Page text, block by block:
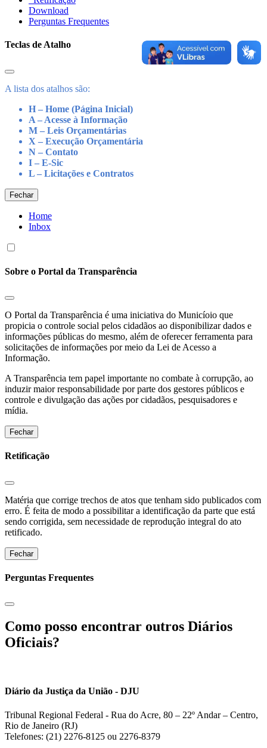
Download
Perguntas Frequentes
Teclas de Atalho
A lista dos atalhos são:
H – Home (Página Inicial)
A – Acesse à Informação
M – Leis Orçamentárias
X – Execução Orçamentária
N – Contato
I – E-Sic
L – Licitações e Contratos
Fechar
Home
Inbox
Sobre o Portal da Transparência
O Portal da Transparência é uma iniciativa do Municíoio que
propicia o controle social pelos cidadãos ao disponibilizar dados e
informações públicas do mesmo, além de oferecer ferramenta para
solicitações de informações por meio da Lei de Acesso a
Informação.
A Transparência tem papel importante no combate à corrupção, ao
induzir maior responsabilidade por parte dos gestores públicos e
controle e divulgação das ações por cidadãos, pesquisadores e
mídia.
Fechar
Retificação
Matéria que corrige trechos de atos que tenham sido publicados com
erro. É feita de modo a possibilitar a identificação da parte que está
sendo corrigida, sem necessidade de reprodução integral do ato
retificado.
Fechar
Perguntas Frequentes
Como posso encontrar outros Diários
Oficiais?
Diário da Justiça da União - DJU
Tribunal Regional Federal - Rua do Acre, 80 – 22º Andar – Centro,
Rio de Janeiro (RJ)
Telefones: (21) 2276-8125 ou 2276-8379